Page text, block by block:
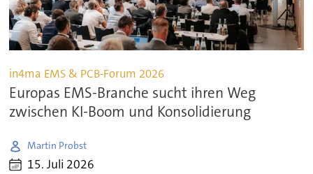
in4ma EMS & PCB-Forum 2026
Europas EMS-Branche sucht ihren Weg
zwischen KI-Boom und Konsolidierung
Martin Probst
15. Juli 2026